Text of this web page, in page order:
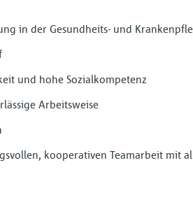
in der Gesundheits- und
und hohe Sozialkompetenz
Arbeitsweise
kooperativen Teamarbeit mit